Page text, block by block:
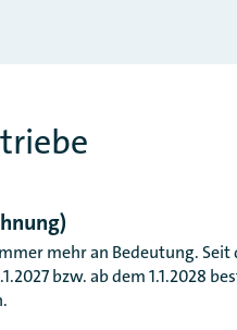
mehr an Bedeutung. Seit
bzw. ab dem 1.1.2028